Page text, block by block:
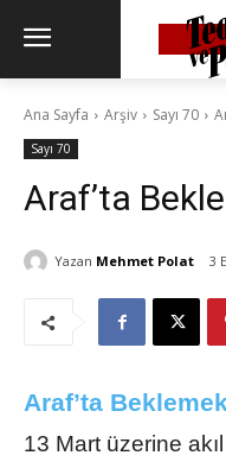
Ana Sayfa Arşiv Sayı 70
Sayı 70
Araf’ta
Yazan Mehmet Polat 3
Araf’ta
13 Mart üzerine